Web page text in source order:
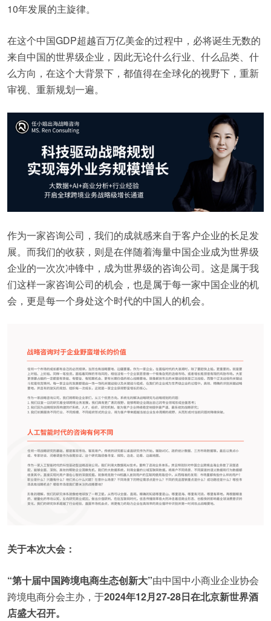
10年发展的主旋律。
在这个中国GDP超越百万亿美金的过程中，必将诞生无数的
来自中国的世界级企业，因此无论什么行业、什么品类、什
么方向，在这个大背景下，都值得在全球化的视野下，重新
审视、重新规划一遍。
作为一家咨询公司，我们的成就感来自于客户企业的长足发
展。而我们的收获，则是在伴随着海量中国企业成为世界级
企业的一次次冲锋中，成为世界级的咨询公司。这是属于我
们这样一家咨询公司的机会，也是属于每一家中国企业的机
会，更是每一个身处这个时代的中国人的机会。
关于本次大会：
“第十届中国跨境电商生态创新大”由中国中小商业企业协会
跨境电商分会主办，于2024年12月27-28日在北京新世界酒
店盛大召开。